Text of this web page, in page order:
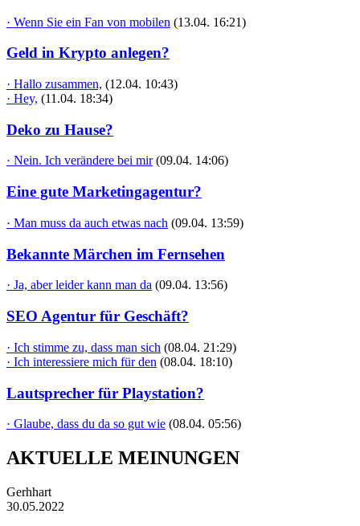
· Wenn Sie ein Fan von mobilen (13.04. 16:21)
Geld in Krypto anlegen?
· Hallo zusammen, (12.04. 10:43)
· Hey, (11.04. 18:34)
Deko zu Hause?
· Nein. Ich verändere bei mir (09.04. 14:06)
Eine gute Marketingagentur?
· Man muss da auch etwas nach (09.04. 13:59)
Bekannte Märchen im Fernsehen
· Ja, aber leider kann man da (09.04. 13:56)
SEO Agentur für Geschäft?
· Ich stimme zu, dass man sich (08.04. 21:29)
· Ich interessiere mich für den (08.04. 18:10)
Lautsprecher für Playstation?
· Glaube, dass du da so gut wie (08.04. 05:56)
AKTUELLE MEINUNGEN
Gerhhart
30.05.2022